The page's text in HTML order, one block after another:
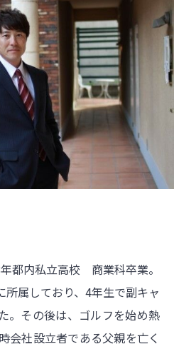
都内私立高校 商業科卒業。
属しており、4年生で副キャ
。その後は、ゴルフを始め熱
会社設立者である父親を亡く